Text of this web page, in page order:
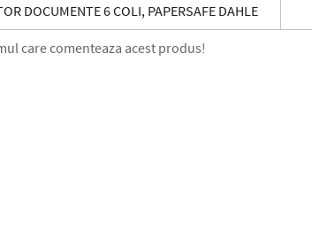
DOCUMENTE 6 COLI, PAPERSAFE DAHLE
care comenteaza acest produs!